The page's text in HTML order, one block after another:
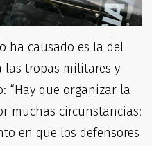
ha causado es la del
las tropas militares y
“Hay que organizar la
muchas circunstancias:
en que los defensores